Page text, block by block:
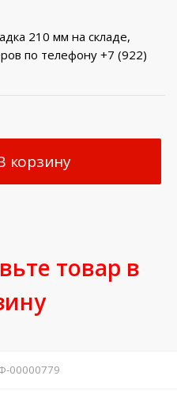
210 мм на складе,
по телефону +7 (922)
корзину
товар в
00000779